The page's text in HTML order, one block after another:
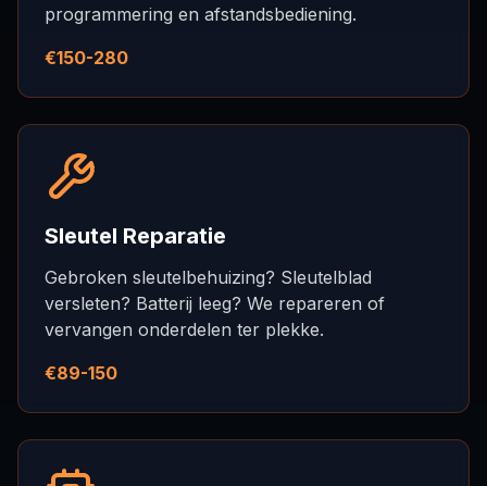
programmering en afstandsbediening.
€150-280
Sleutel Reparatie
Gebroken sleutelbehuizing? Sleutelblad
versleten? Batterij leeg? We repareren of
vervangen onderdelen ter plekke.
€89-150